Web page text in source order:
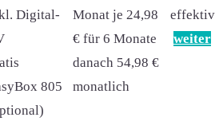
Digital-
805
Monat je 24,98
€ für 6 Monate
danach 54,98 €
monatlich
effektiv
weiter